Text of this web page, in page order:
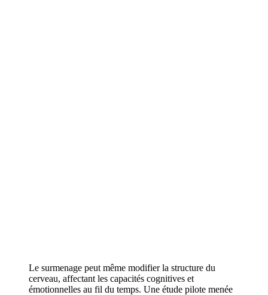
Le surmenage peut même modifier la structure du
cerveau, affectant les capacités cognitives et
émotionnelles au fil du temps. Une étude pilote menée